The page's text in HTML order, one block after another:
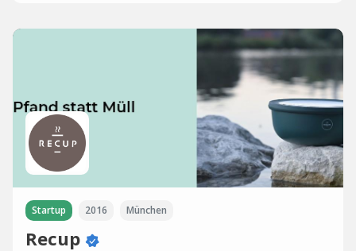
Startup 2016 München
Recup